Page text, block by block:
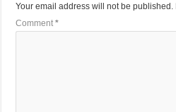
Your email address will not be published.
Comment*